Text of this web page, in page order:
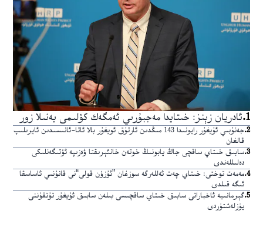
1
.ئادريان زېنز: خىتايدا مەجبۇرىي ئەمگەك كۆلىمى يەنىلا زور
2
.
جەنۇبىي ئۇيغۇر رايونىدا 143 مىڭدىن ئارتۇق ئويغۇر بالا ئاتا-ئانىسىدىن ئايرىلىپ
قالغان
3
.سابىق خىتاي ساقچى جاڭ يابونىڭ خوتەن خانئېرىقتا ۋەزىپە ئۆتىگەنلىكى
دەلىللەندى
4
.مەمەت توختى: خىتاي چەت ئەللەرگە سوزغان ”ئۇزۇن قولى“نى قانۇنىي ئاساسقا
ئىگە قىلدى
5
.گېرمانىيە ئاخباراتى سابىق خىتاي ساقچىسى بىلەن سابىق ئۇيغۇر تۇتقۇننى
يۈزلەشتۈردى